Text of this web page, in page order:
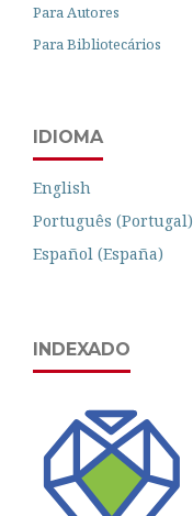
Para Autores
Para Bibliotecários
IDIOMA
English
Português (Portugal)
Español (España)
INDEXADO